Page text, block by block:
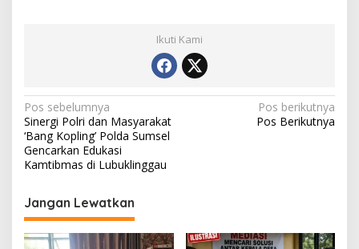
Ikuti Kami
Navigasi
pos
Pos sebelumnya
Sinergi Polri dan Masyarakat
‘Bang Kopling’ Polda Sumsel
Gencarkan Edukasi
Kamtibmas di Lubuklinggau
Pos berikutnya
Pos Berikutnya
Jangan Lewatkan